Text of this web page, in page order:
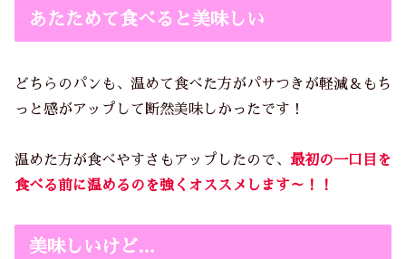
あたためて食べると美味しい
どちらのパンも、温めて食べた方がパサつきが軽減＆もち
っと感がアップして断然美味しかったです！
温めた方が食べやすさもアップしたので、 最初の一口目を
食べる前に温めるのを強くオススメします～！！
美味しいけど…